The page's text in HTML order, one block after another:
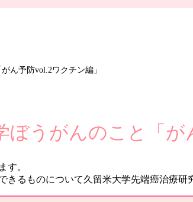
ん予防vol.2ワクチン編」
うがんのこと「が
す。
きるものについて久留米大学先端癌治療研